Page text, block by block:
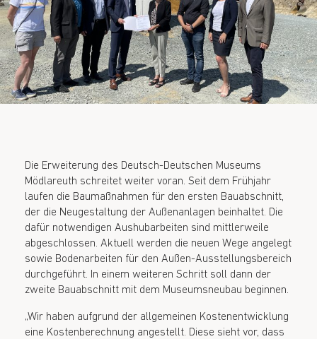
Die Erweiterung des Deutsch-Deutschen Museums
Mödlareuth schreitet weiter voran. Seit dem Frühjahr
laufen die Baumaßnahmen für den ersten Bauabschnitt,
der die Neugestaltung der Außenanlagen beinhaltet. Die
dafür notwendigen Aushubarbeiten sind mittlerweile
abgeschlossen. Aktuell werden die neuen Wege angelegt
sowie Bodenarbeiten für den Außen-Ausstellungsbereich
durchgeführt. In einem weiteren Schritt soll dann der
zweite Bauabschnitt mit dem Museumsneubau beginnen.
„Wir haben aufgrund der allgemeinen Kostenentwicklung
eine Kostenberechnung angestellt. Diese sieht vor, dass